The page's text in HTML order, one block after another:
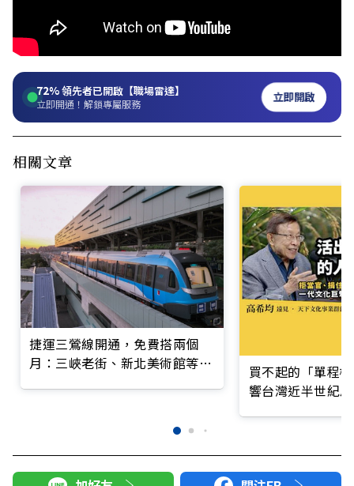
72%領先者已開啟【職場雷達】
立即開通！解鎖專屬服務 立即開啟
相關文章
捷運三鶯線開通，免費搭兩個
月：三峽老街、新北美術館等沿
買不起的「單程
響台灣近半世紀